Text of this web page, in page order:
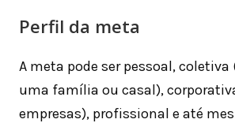
Perfil da meta
A meta pode ser pessoal, coletiva
uma família ou casal),
empresas), profissional e até